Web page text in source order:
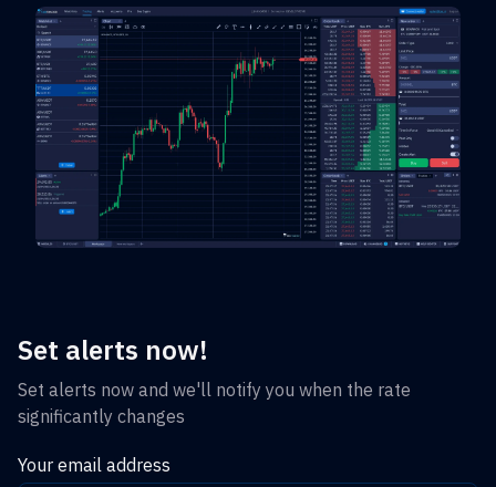
Set alerts now!
Set alerts now and we'll notify you when the rate
significantly changes
Your email address